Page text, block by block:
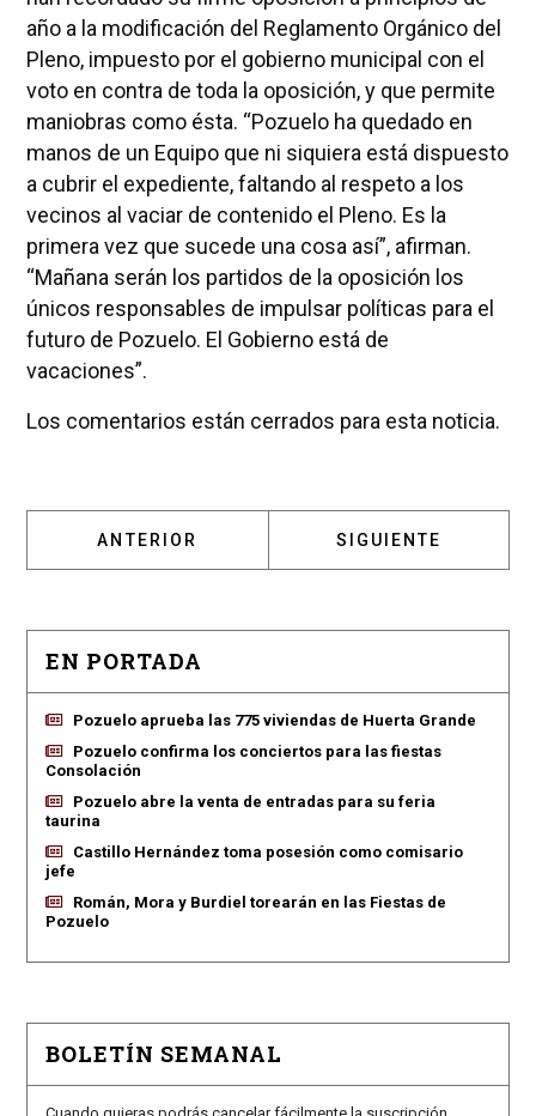
año a la modificación del Reglamento Orgánico del
Pleno, impuesto por el gobierno municipal con el
voto en contra de toda la oposición, y que permite
maniobras como ésta. “Pozuelo ha quedado en
manos de un Equipo que ni siquiera está dispuesto
a cubrir el expediente, faltando al respeto a los
vecinos al vaciar de contenido el Pleno. Es la
primera vez que sucede una cosa así”, afirman.
“Mañana serán los partidos de la oposición los
únicos responsables de impulsar políticas para el
futuro de Pozuelo. El Gobierno está de
vacaciones”.
Los comentarios están cerrados para esta noticia.
ARTÍCULO ANTERIOR: PERPINYÀ: “VAMOS A
ANTERIOR ARTÍCULO
SIGUIENTE
EN PORTADA
Pozuelo aprueba las 775 viviendas de Huerta Grande
Pozuelo confirma los conciertos para las fiestas
Consolación
Pozuelo abre la venta de entradas para su feria
taurina
Castillo Hernández toma posesión como comisario
jefe
Román, Mora y Burdiel torearán en las Fiestas de
Pozuelo
BOLETÍN SEMANAL